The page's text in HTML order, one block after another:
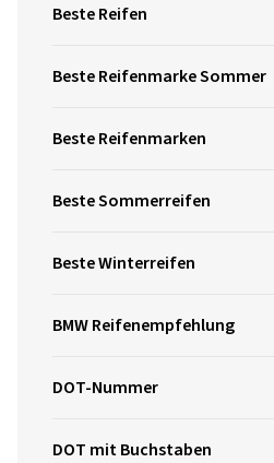
Beste Reifen
Beste Reifenmarke Sommer
Beste Reifenmarken
Beste Sommerreifen
Beste Winterreifen
BMW Reifenempfehlung
DOT-Nummer
DOT mit Buchstaben